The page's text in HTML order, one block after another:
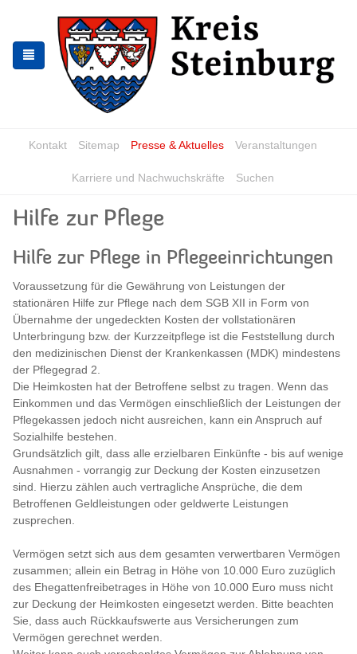
springen
springen
Kontakt Sitemap Presse & Aktuelles Veranstaltungen
Karriere und Nachwuchskräfte Suchen
Hilfe zur Pflege
Hilfe zur Pflege in Pflegeeinrichtungen
Voraussetzung für die Gewährung von Leistungen der
stationären Hilfe zur Pflege nach dem SGB XII in Form von
Übernahme der ungedeckten Kosten der vollstationären
Unterbringung bzw. der Kurzzeitpflege ist die Feststellung durch
den medizinischen Dienst der Krankenkassen (MDK) mindestens
der Pflegegrad 2.
Die Heimkosten hat der Betroffene selbst zu tragen. Wenn das
Einkommen und das Vermögen einschließlich der Leistungen der
Pflegekassen jedoch nicht ausreichen, kann ein Anspruch auf
Sozialhilfe bestehen.
Grundsätzlich gilt, dass alle erzielbaren Einkünfte - bis auf wenige
Ausnahmen - vorrangig zur Deckung der Kosten einzusetzen
sind. Hierzu zählen auch vertragliche Ansprüche, die dem
Betroffenen Geldleistungen oder geldwerte Leistungen
zusprechen.
Vermögen setzt sich aus dem gesamten verwertbaren Vermögen
zusammen; allein ein Betrag in Höhe von 10.000 Euro zuzüglich
des Ehegattenfreibetrages in Höhe von 10.000 Euro muss nicht
zur Deckung der Heimkosten eingesetzt werden. Bitte beachten
Sie, dass auch Rückkaufswerte aus Versicherungen zum
Vermögen gerechnet werden.